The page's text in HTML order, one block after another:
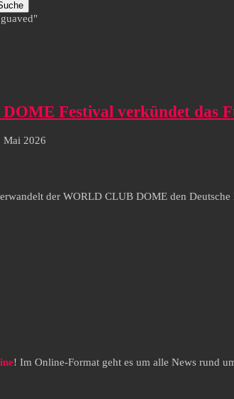
Festival verkündet das
Mai 2026
der WORLD CLUB DOME den
! Im Online-Format geht es um alle News rund